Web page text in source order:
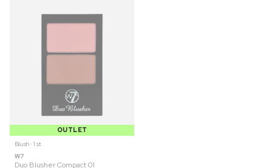
OUTLET
Blush ⋅ 1 st
W7
Duo Blusher Compact 01